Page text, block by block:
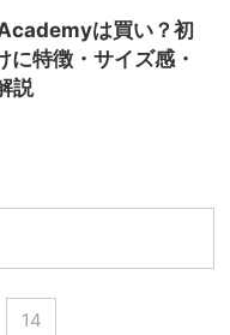
は買い？初
に特徴・サイズ感・
説
14